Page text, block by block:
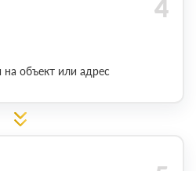
объект или адрес